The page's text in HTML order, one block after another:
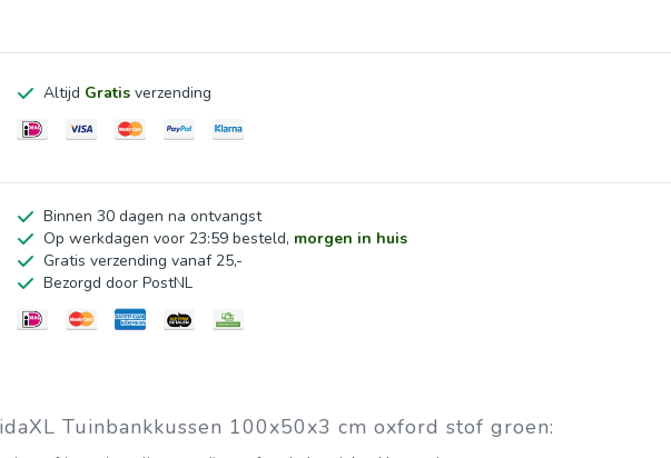
D)
Altijd Gratis verzending
Binnen 30 dagen na ontvangst
Op werkdagen voor 23:59 besteld, morgen in huis
Gratis verzending vanaf 25,-
Bezorgd door PostNL
Tuinbankkussen 100x50x3 cm oxford stof groen: